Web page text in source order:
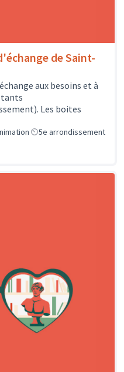
de Saint-
aux besoins et à
Les boites
5e arrondissement